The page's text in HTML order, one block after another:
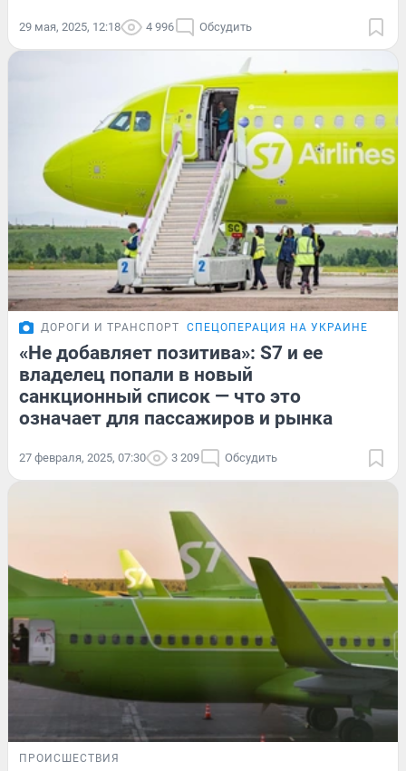
29 мая, 2025, 12:18 4 996 Обсудить
ДОРОГИ И ТРАНСПОРТ СПЕЦОПЕРАЦИЯ НА УКРАИНЕ
«Не добавляет позитива»: S7 и ее
владелец попали в новый
санкционный список — что это
означает для пассажиров и рынка
27 февраля, 2025, 07:30 3 209 Обсудить
ПРОИСШЕСТВИЯ